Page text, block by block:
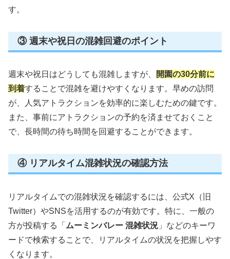
す。
③ 週末や祝日の混雑回避のポイント
週末や祝日はどうしても混雑しますが、
開園の30分前に
到着することで混雑を避けやすくなります。早めの訪問
が、人気アトラクションを効率的に楽しむための鍵です。
また、事前にアトラクションの予約を済ませておくこと
で、長時間の待ち時間を回避することができます。
④ リアルタイム混雑状況の確認方法
リアルタイムでの混雑状況を確認するには、公式X（旧
Twitter）やSNSを活用するのが有効です。特に、一般の
方が投稿する「 ムーミンバレー 混雑状況 」などのキーワ
ードで検索することで、リアルタイムの状況を把握しやす
くなります。